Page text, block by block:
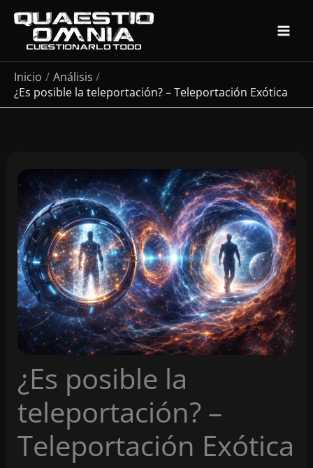
contenido
Inicio
Análisis
¿Es posible la teleportación? – Teleportación Exótica
¿Es posible la
teleportación? –
Teleportación Exótica